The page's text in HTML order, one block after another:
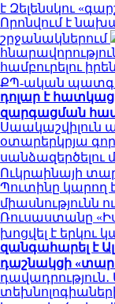
է Զելենսկու
Որոնվում է
շրջանակներում
համբուրելու
ՔՊ-ական
դոլար է
զարգացման
Սաակաշվիլուն
օտարերկրյա
սանձազերծելու
Ուկրաինայի
Պուտինը կարող
միասնությունն
Ռուսաստանը
խոցվել է երկու
զանգահարել է
դաշնակցի
դավադրություն․